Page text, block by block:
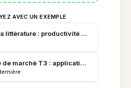
AVEC UN EXEMPLE
littérature : productivité du travail à
de marché T3 : applications mobiles de